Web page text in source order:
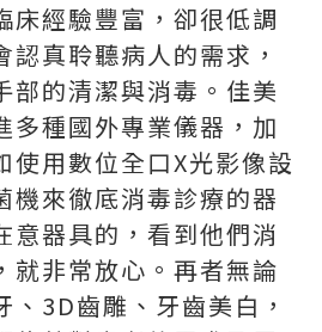
床經驗豐富，卻很低調
認真聆聽病人的需求，
部的清潔與消毒。佳美
多種國外專業儀器，加
使用數位全口X光影像設
機來徹底消毒診療的器
意器具的，看到他們消
就非常放心。再者無論
、3D齒雕、牙齒美白，